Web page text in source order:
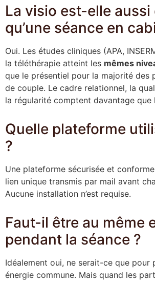
La visio est-elle
qu’une séance en
Oui. Les études cliniques (APA,
la téléthérapie atteint les mêmes
que le présentiel pour la majorité des
de couple. Le cadre relationnel, la
la régularité comptent davantage que
Quelle plateforme
?
Une plateforme sécurisée et conforme
lien unique transmis par mail avant
Aucune installation n’est requise.
Faut-il être au même
pendant la séance ?
Idéalement oui, ne serait-ce que pour
énergie commune. Mais quand les